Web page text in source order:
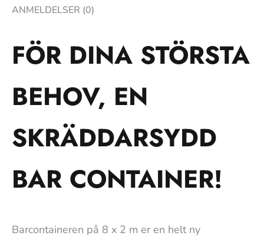
ANMELDELSER (0)
FÖR DINA STÖRSTA
BEHOV, EN
SKRÄDDARSYDD
BAR CONTAINER!
Barcontaineren på 8 x 2 m er en helt ny